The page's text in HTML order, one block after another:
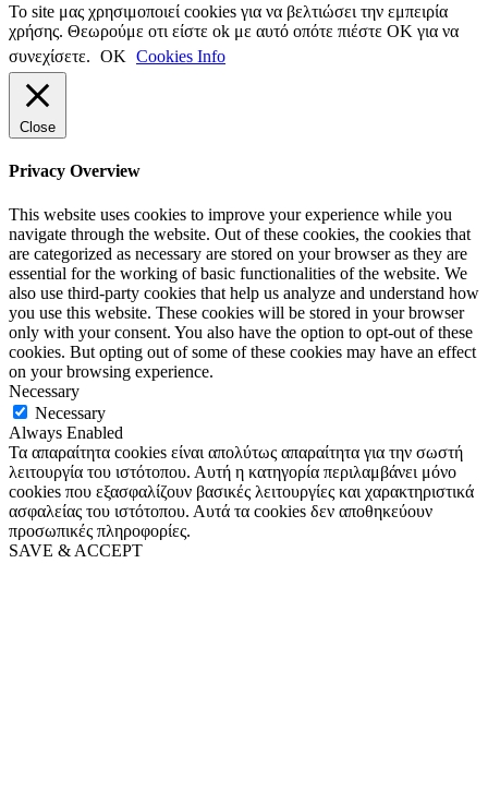
Το site μας χρησιμοποιεί cookies για να βελτιώσει την εμπειρία
χρήσης. Θεωρούμε οτι είστε ok με αυτό οπότε πιέστε ΟΚ για να
συνεχίσετε. ΟΚ Cookies Info
Close
Privacy Overview
This website uses cookies to improve your experience while you
navigate through the website. Out of these cookies, the cookies that
are categorized as necessary are stored on your browser as they are
essential for the working of basic functionalities of the website. We
also use third-party cookies that help us analyze and understand how
you use this website. These cookies will be stored in your browser
only with your consent. You also have the option to opt-out of these
cookies. But opting out of some of these cookies may have an effect
on your browsing experience.
Necessary
Necessary
Always Enabled
Τα απαραίτητα cookies είναι απολύτως απαραίτητα για την σωστή
λειτουργία του ιστότοπου. Αυτή η κατηγορία περιλαμβάνει μόνο
cookies που εξασφαλίζουν βασικές λειτουργίες και χαρακτηριστικά
ασφαλείας του ιστότοπου. Αυτά τα cookies δεν αποθηκεύουν
προσωπικές πληροφορίες.
SAVE & ACCEPT